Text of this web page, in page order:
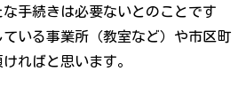
手続きは必要ないとのことです
いる事業所（教室など）や市区町
ればと思います。